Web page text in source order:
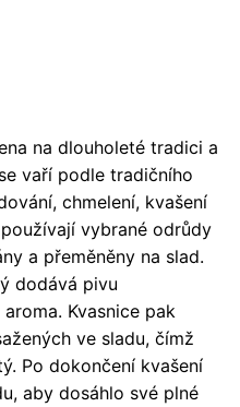
na dlouholeté tradici a
vaří podle tradičního
chmelení, kvašení
vybrané odrůdy
a přeměněny na slad.
dodává pivu
Kvasnice pak
ve sladu, čímž
Po dokončení kvašení
aby dosáhlo své plné